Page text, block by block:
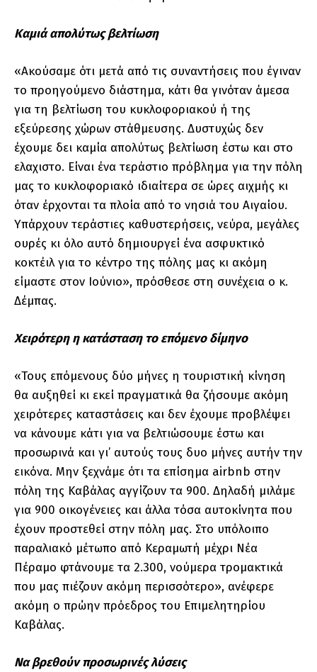
Καμιά απολύτως βελτίωση
«Ακούσαμε ότι μετά από τις συναντήσεις που έγιναν
το προηγούμενο διάστημα, κάτι θα γινόταν άμεσα
για τη βελτίωση του κυκλοφοριακού ή της
εξεύρεσης χώρων στάθμευσης. Δυστυχώς δεν
έχουμε δει καμία απολύτως βελτίωση έστω και στο
ελαχιστο. Είναι ένα τεράστιο πρόβλημα για την πόλη
μας το κυκλοφοριακό ιδιαίτερα σε ώρες αιχμής κι
όταν έρχονται τα πλοία από το νησιά του Αιγαίου.
Υπάρχουν τεράστιες καθυστερήσεις, νεύρα, μεγάλες
ουρές κι όλο αυτό δημιουργεί ένα ασφυκτικό
κοκτέιλ για το κέντρο της πόλης μας κι ακόμη
είμαστε στον Ιούνιο», πρόσθεσε στη συνέχεια ο κ.
Δέμπας.
Χειρότερη η κατάσταση το επόμενο δίμηνο
«Τους επόμενους δύο μήνες η τουριστική κίνηση
θα αυξηθεί κι εκεί πραγματικά θα ζήσουμε ακόμη
χειρότερες καταστάσεις και δεν έχουμε προβλέψει
να κάνουμε κάτι για να βελτιώσουμε έστω και
προσωρινά και γι’ αυτούς τους δυο μήνες αυτήν την
εικόνα. Μην ξεχνάμε ότι τα επίσημα airbnb στην
πόλη της Καβάλας αγγίζουν τα 900. Δηλαδή μιλάμε
για 900 οικογένειες και άλλα τόσα αυτοκίνητα που
έχουν προστεθεί στην πόλη μας. Στο υπόλοιπο
παραλιακό μέτωπο από Κεραμωτή μέχρι Νέα
Πέραμο φτάνουμε τα 2.300, νούμερα τρομακτικά
που μας πιέζουν ακόμη περισσότερο», ανέφερε
ακόμη ο πρώην πρόεδρος του Επιμελητηρίου
Καβάλας.
Να βρεθούν προσωρινές λύσεις